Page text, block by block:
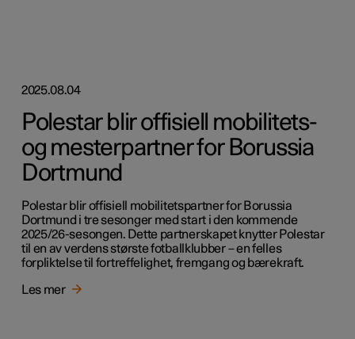
2025.08.04
Polestar blir offisiell mobilitets-
og mesterpartner for Borussia
Dortmund
Polestar blir offisiell mobilitetspartner for Borussia
Dortmund i tre sesonger med start i den kommende
2025/26-sesongen. Dette partnerskapet knytter Polestar
til en av verdens største fotballklubber – en felles
forpliktelse til fortreffelighet, fremgang og bærekraft.
Les mer